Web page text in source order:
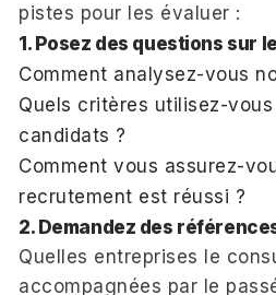
pistes pour les évaluer :
1. Posez des questions sur
Comment analysez-vous
Quels critères utilisez-
candidats ?
Comment vous assurez-
recrutement est réussi ?
2. Demandez des
Quelles entreprises le
accompagnées par le